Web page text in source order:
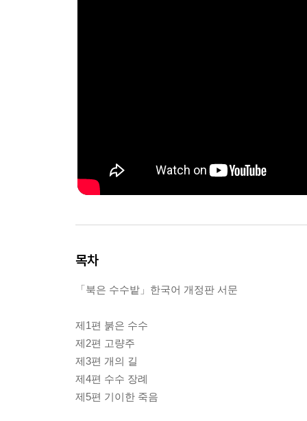
목차
「북은 수수밭」한국어 개정판 서문
제1편 붉은 수수
제2편 고량주
제3편 개의 길
제4편 수수 장례
제5편 기이한 죽음